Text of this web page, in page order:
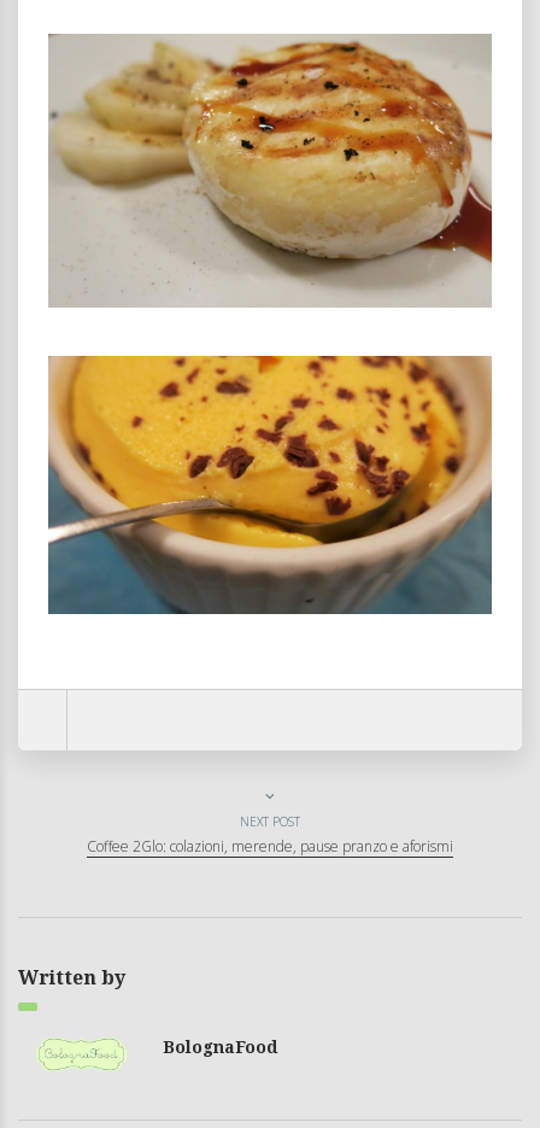
NEXT POST
Coffee 2Glo: colazioni, merende, pause pranzo e aforismi
Written by
BolognaFood